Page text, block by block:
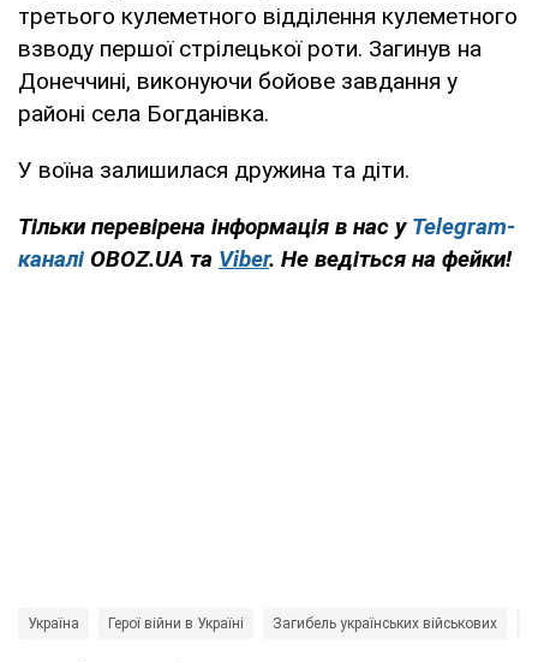
третього кулеметного відділення кулеметного
взводу першої стрілецької роти. Загинув на
Донеччині, виконуючи бойове завдання у
районі села Богданівка.
У воїна залишилася дружина та діти.
Тільки перевірена інформація в нас у Telegram-
каналі OBOZ.UA та Viber. Не ведіться на фейки!
Україна Герої війни в Україні Загибель українських військових